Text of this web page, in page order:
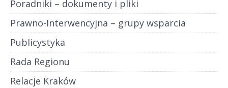
Poradniki – dokumenty i pliki
Prawno-Interwencyjna – grupy wsparcia
Publicystyka
Rada Regionu
Relacje Kraków